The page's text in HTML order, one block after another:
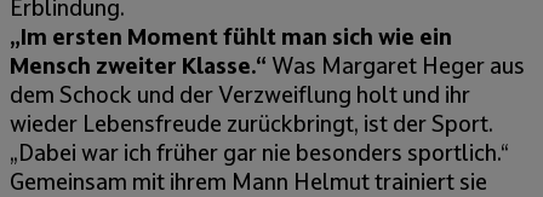
Erblindung.
„Im ersten Moment fühlt man sich wie ein
Mensch zweiter Klasse.“ Was Margaret Heger aus
dem Schock und der Verzweiflung holt und ihr
wieder Lebensfreude zurückbringt, ist der Sport.
„Dabei war ich früher gar nie besonders sportlich.“
Gemeinsam mit ihrem Mann Helmut trainiert sie